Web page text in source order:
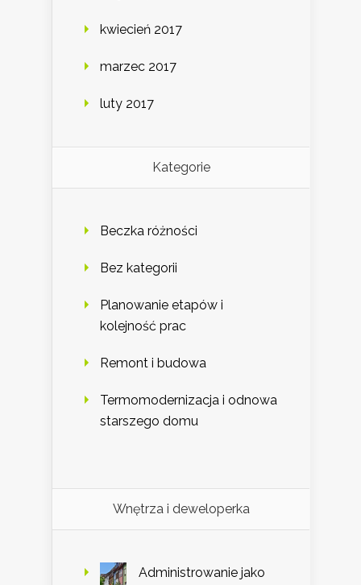
kwiecień 2017
marzec 2017
luty 2017
Kategorie
Beczka różności
Bez kategorii
Planowanie etapów i
kolejność prac
Remont i budowa
Termomodernizacja i odnowa
starszego domu
Wnętrza i deweloperka
Administrowanie jako